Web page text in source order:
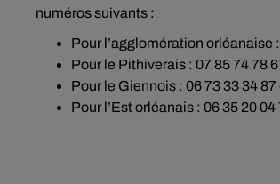
numéros suivants :
Pour l’agglomération orléanaise
Pour le Pithiverais : 07 85 74 78
Pour le Giennois : 06 73 33 34 87
Pour l’Est orléanais : 06 35 20 04